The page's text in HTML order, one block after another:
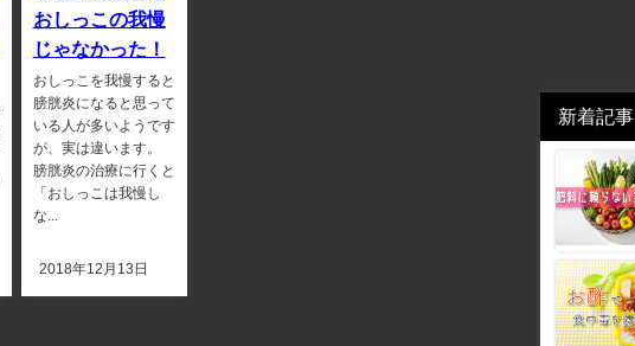
おしっこの我慢
じゃなかった！
おしっこを我慢すると
膀胱炎になると思って
いる人が多いようです
が、実は違います。
膀胱炎の治療に行くと
「おしっこは我慢し
な...
2018年12月13日
新着記事